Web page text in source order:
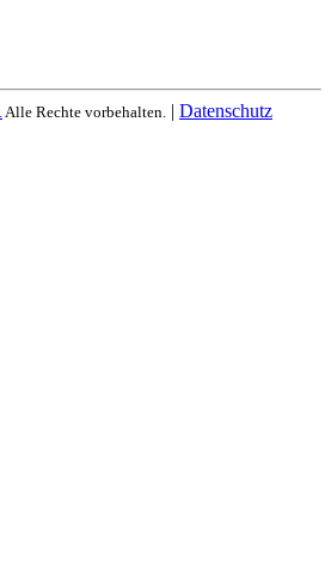
Alle Rechte vorbehalten. | Datenschutz